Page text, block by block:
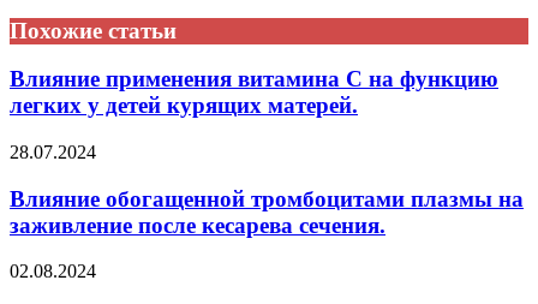
Похожие статьи
Влияние применения витамина С на функцию
легких у детей курящих матерей.
28.07.2024
Влияние обогащенной тромбоцитами плазмы на
заживление после кесарева сечения.
02.08.2024